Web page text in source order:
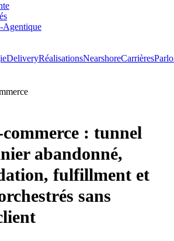
DeliveryRéalisationsNearshoreCarrières
: tunnel
abandonné,
fulfillment et
sans